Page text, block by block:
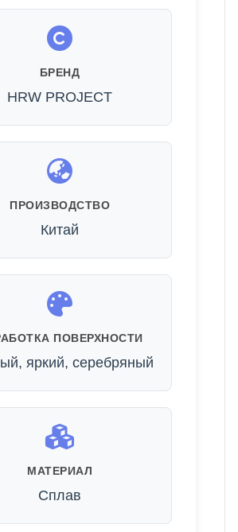
БРЕНД
HRW PROJECT
ПРОИЗВОДСТВО
Китай
ПОВЕРХНОСТИ
яркий, серебряный
МАТЕРИАЛ
Сплав